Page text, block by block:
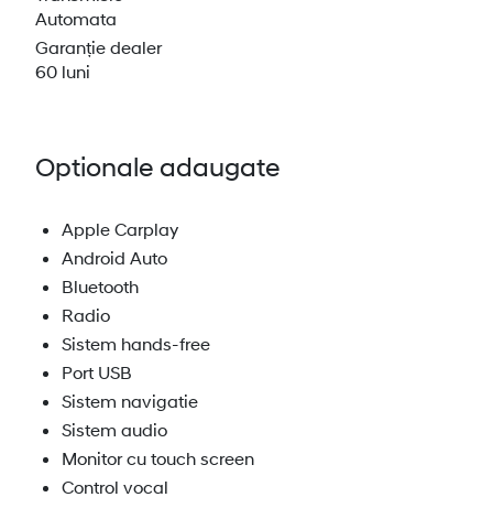
Automata
Garanție dealer
60 luni
Optionale adaugate
Apple Carplay
Android Auto
Bluetooth
Radio
Sistem hands-free
Port USB
Sistem navigatie
Sistem audio
Monitor cu touch screen
Control vocal